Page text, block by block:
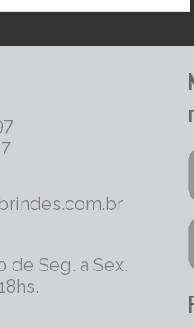
Seg. a Sex.